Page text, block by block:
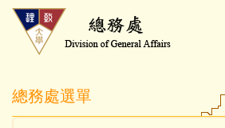
跳
內
總務處選單